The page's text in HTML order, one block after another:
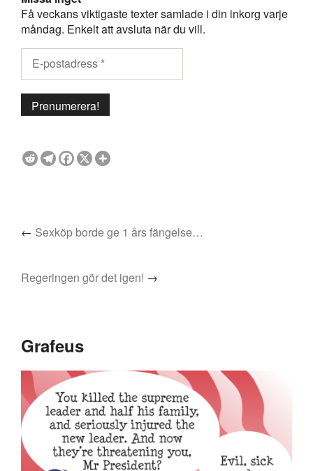
Få veckans viktigaste texter samlade i din inkorg varje
måndag. Enkelt att avsluta när du vill.
← Sexköp borde ge 1 års fängelse…
Regeringen gör det igen! →
Grafeus